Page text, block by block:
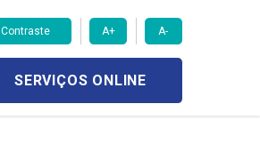
Contraste A+ A-
SERVIÇOS ONLINE